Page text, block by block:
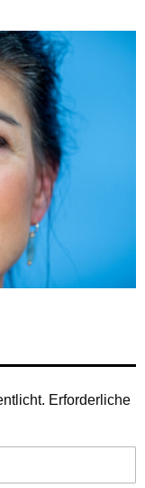
Erforderliche